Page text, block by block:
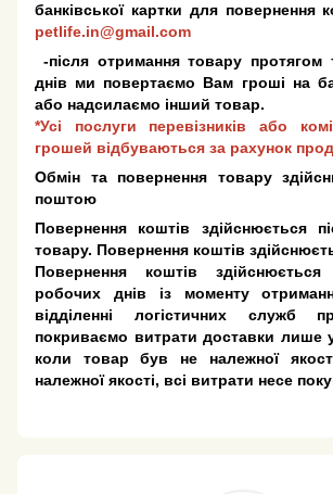
банківської картки для повернення
petlife.in@gmail.com
-після отримання товару
днів ми повертаємо Вам гроші на
або надсилаємо інший товар.
*Усі послуги перевізників або
грошей відбуваються за рахунок
Обмін та повернення товару
поштою
Повернення коштів здійснюється
товару. Повернення коштів
Повернення коштів
робочих днів із моменту
відділенні логістичних служб
покриваємо витрати доставки лише
коли товар був не належної
належної якості, всі витрати несе